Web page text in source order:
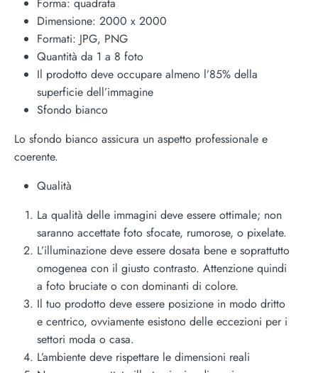
Dimensione: 2000 x 2000
Formati: JPG, PNG
Quantità da 1 a 8 foto
Il prodotto deve occupare almeno l’85% della
superficie dell’immagine
Sfondo bianco
Lo sfondo bianco assicura un aspetto professionale e
coerente.
Qualità
La qualità delle immagini deve essere ottimale; non
saranno accettate foto sfocate, rumorose, o pixelate.
L’illuminazione deve essere dosata bene e soprattutto
omogenea con il giusto contrasto. Attenzione quindi
a foto bruciate o con dominanti di colore.
Il tuo prodotto deve essere posizione in modo dritto
e centrico, ovviamente esistono delle eccezioni per i
settori moda o casa.
L’ambiente deve rispettare le dimensioni reali